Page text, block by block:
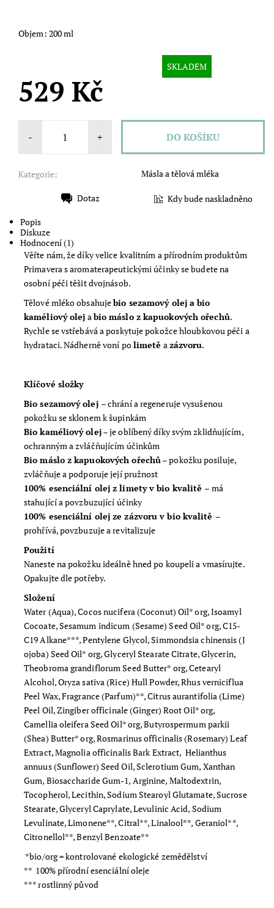
Objem: 200 ml
SKLADEM
529 Kč
- +
Kategorie: Másla a tělová mléka
Dotaz Kdy bude naskladněno
Popis
Diskuze
Hodnocení (1)
Věřte nám, že díky velice kvalitním a přírodním produktům
Primavera s aromaterapeutickými účinky se budete na
osobní péči těšit dvojnásob.
Tělové mléko obsahujebio sezamový olej a bio
kaméliový olej abio máslo z kapuokových ořechů.
Rychle se vstřebává a poskytuje pokožce hloubkovou péči a
hydrataci. Nádherně voní polimetě azázvoru.
Klíčové složky
Bio sezamový olej – chrání a regeneruje vysušenou
pokožku se sklonem k šupinkám
Bio kaméliový olej– je oblíbený díky svým zklidňujícím,
ochranným a zvláčňujícím účinkům
Bio máslo z kapuokových ořechů– pokožku posiluje,
zvláčňuje a podporuje její pružnost
100% esenciální olej z limety v bio kvalitě – má
stahující a povzbuzující účinky
100% esenciální olej ze zázvoru v bio kvalitě –
prohřívá, povzbuzuje a revitalizuje
Použití
Naneste na pokožku ideálně hned po koupeli a vmasírujte.
Opakujte dle potřeby.
Složení
Water (Aqua), Cocos nucifera (Coconut) Oil* org, Isoamyl
Cocoate, Sesamum indicum (Sesame) Seed Oil* org, C15-
C19 Alkane***, Pentylene Glycol, Simmondsia chinensis (J
ojoba) Seed Oil* org, Glyceryl Stearate Citrate, Glycerin,
Theobroma grandiflorum Seed Butter* org, Cetearyl
Alcohol, Oryza sativa (Rice) Hull Powder, Rhus verniciflua
Peel Wax, Fragrance (Parfum)**, Citrus aurantifolia (Lime)
Peel Oil, Zingiber officinale (Ginger) Root Oil* org,
Camellia oleifera Seed Oil* org, Butyrospermum parkii
(Shea) Butter* org, Rosmarinus officinalis (Rosemary) Leaf
Extract, Magnolia officinalis Bark Extract, Helianthus
annuus (Sunflower) Seed Oil, Sclerotium Gum, Xanthan
Gum, Biosaccharide Gum-1, Arginine, Maltodextrin,
Tocopherol, Lecithin, Sodium Stearoyl Glutamate, Sucrose
Stearate, Glyceryl Caprylate, Levulinic Acid, Sodium
Levulinate, Limonene**, Citral**, Linalool**, Geraniol**,
Citronellol**, Benzyl Benzoate**
*bio/org = kontrolované ekologické zemědělství
** 100% přírodní esenciální oleje
*** rostlinný původ